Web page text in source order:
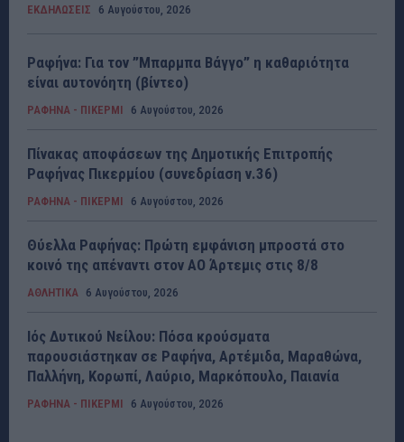
ΕΚΔΗΛΩΣΕΙΣ 6 Αυγούστου, 2026
Ραφήνα: Για τον ”Μπαρμπα Βάγγο” η καθαριότητα
είναι αυτονόητη (βίντεο)
ΡΑΦΗΝΑ - ΠΙΚΕΡΜΙ 6 Αυγούστου, 2026
Πίνακας αποφάσεων της Δημοτικής Επιτροπής
Ραφήνας Πικερμίου (συνεδρίαση ν.36)
ΡΑΦΗΝΑ - ΠΙΚΕΡΜΙ 6 Αυγούστου, 2026
Θύελλα Ραφήνας: Πρώτη εμφάνιση μπροστά στο
κοινό της απέναντι στον ΑΟ Άρτεμις στις 8/8
ΑΘΛΗΤΙΚΑ 6 Αυγούστου, 2026
Ιός Δυτικού Νείλου: Πόσα κρούσματα
παρουσιάστηκαν σε Ραφήνα, Αρτέμιδα, Μαραθώνα,
Παλλήνη, Κορωπί, Λαύριο, Μαρκόπουλο, Παιανία
ΡΑΦΗΝΑ - ΠΙΚΕΡΜΙ 6 Αυγούστου, 2026